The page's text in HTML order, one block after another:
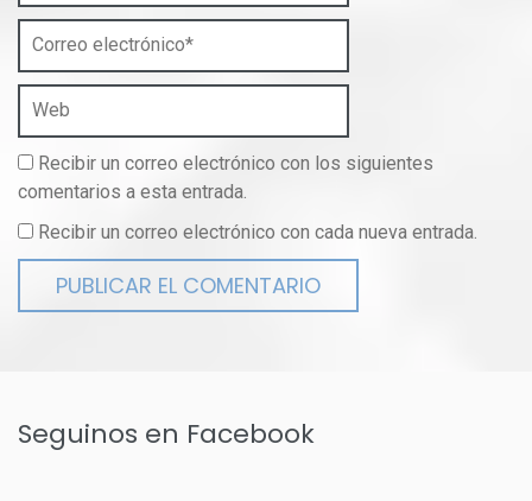
Recibir un correo electrónico con los siguientes
comentarios a esta entrada.
Recibir un correo electrónico con cada nueva entrada.
Seguinos en Facebook